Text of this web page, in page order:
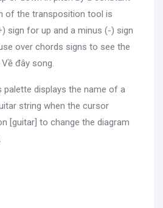
of the transposition tool is
sign for up and a minus (-) sign
over chords signs to see the
đây song.
palette displays the name of a
string when the cursor
[guitar] to change the diagram